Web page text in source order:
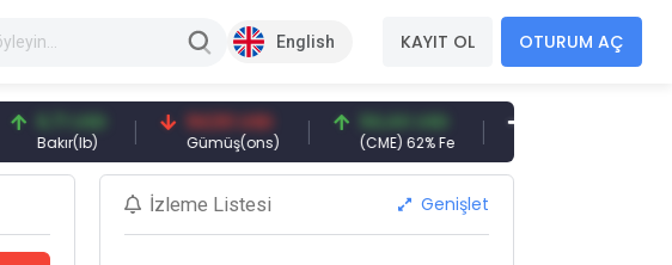
English KAYIT OL OTURUM AÇ
USD 94,50 USD
Gümüş(ons)
94,44 USD
(CME) 62% Fe
377,25 USD
Gemi Söküm
İzleme Listesi Genişlet